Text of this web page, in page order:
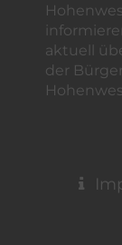
aktuell
der